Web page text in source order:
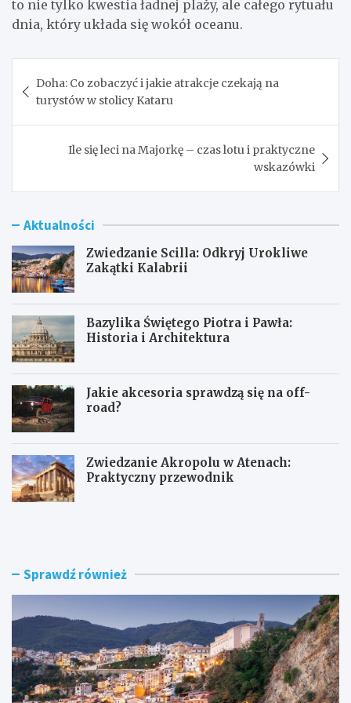
to nie tylko kwestia ładnej plaży, ale całego rytuału
dnia, który układa się wokół oceanu.
wpisu
Doha: Co zobaczyć i jakie atrakcje czekają na
turystów w stolicy Kataru
Ile się leci na Majorkę – czas lotu i praktyczne
wskazówki
Aktualności
Zwiedzanie Scilla: Odkryj Urokliwe
Zakątki Kalabrii
Bazylika Świętego Piotra i Pawła:
Historia i Architektura
Jakie akcesoria sprawdzą się na off-
road?
Zwiedzanie Akropolu w Atenach:
Praktyczny przewodnik
Z
z
i
S
c
i
l
B
i
Ś
i
ę
t
e
Sprawdź również